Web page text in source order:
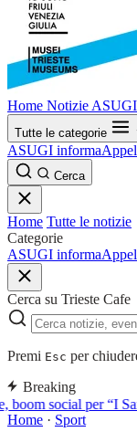
Home Notizie
Tutte le categorie
ASUGI informa
Cerca
Home Tutte le notizie
Categorie
ASUGI informa
Cerca su Trieste Cafe
Premi Esc per
Breaking
social per “I
Home · Sport